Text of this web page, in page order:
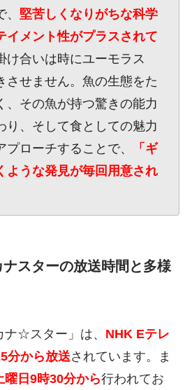
堅苦しくなりがちな科学
イメント性がプラスされて
け合いは時にユーモラス
させません。魚の生態をた
、その魚が持つ驚きの能力
り、そして食としての魅力
プローチすることで、
「ギ
ような発見が毎回用意され
スターの放送時間と多様
ナ☆スター」は、 NHK Eテレ
分から放送されています。ま
日9時30分から行われてお